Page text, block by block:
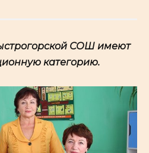
СОШ имеют
категорию.